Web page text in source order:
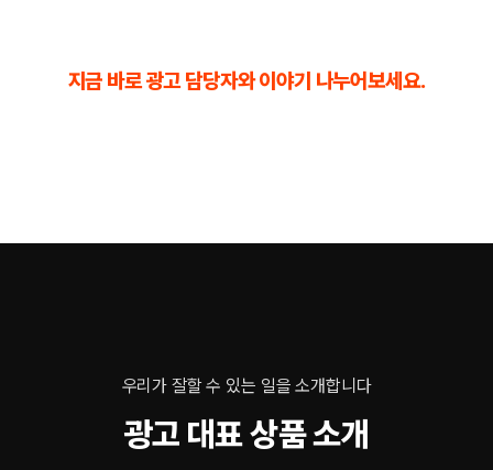
지금 바로 광고 담당자와 이야기 나누어보세요.
우리가 잘할 수 있는 일을 소개합니다
광고 대표 상품 소개